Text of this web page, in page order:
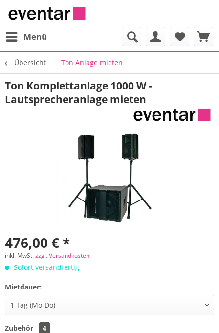
Menü
Übersicht Ton Anlage mieten
Ton Komplettanlage 1000 W -
Lautsprecheranlage mieten
476,00 € *
inkl. MwSt.zzgl. Versandkosten
Sofort versandfertig
Mietdauer:
Zubehör 4